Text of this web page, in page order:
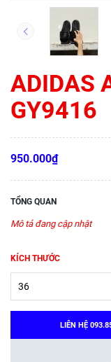
ADIDAS
GY9416
950.000₫
TỔNG QUAN
Mô tả đang cập nhật
KÍCH THƯỚC
LIÊN HỆ